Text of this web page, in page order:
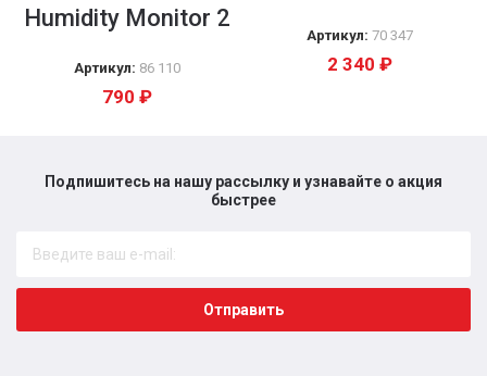
Humidity Monitor 2
Артикул: 86 110
790 ₽
Артикул: 70 347
2 340 ₽
Подпишитесь на нашу рассылку и узнавайте о акция
быстрее​
Отправить